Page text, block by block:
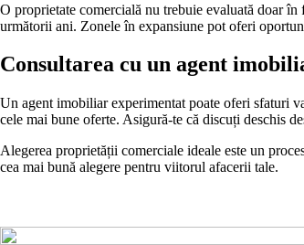
O proprietate comercială nu trebuie evaluată doar
următorii ani. Zonele în expansiune pot oferi
Consultarea cu un agent
Un agent imobiliar experimentat poate oferi sfaturi
cele mai bune oferte. Asigură-te că discuți deschis
Alegerea proprietății comerciale ideale este un
cea mai bună alegere pentru viitorul afacerii tale.